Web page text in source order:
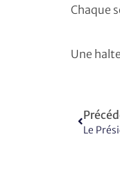
Chaque
Une
Le